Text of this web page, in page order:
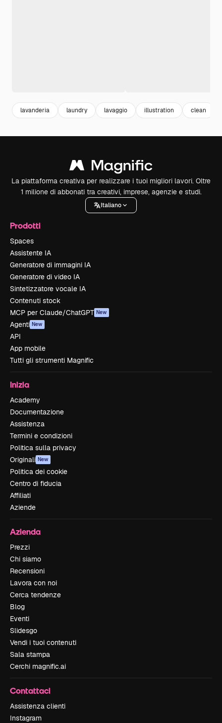
lavanderia laundry lavaggio illustration clean
La piattaforma creativa per realizzare i tuoi migliori lavori. Oltre
1 milione di abbonati tra creativi, imprese, agenzie e studi.
Italiano
Prodotti
Spaces
Assistente IA
Generatore di immagini IA
Generatore di video IA
Sintetizzatore vocale IA
Contenuti stock
MCP per Claude/ChatGPT New
Agenti New
API
App mobile
Tutti gli strumenti Magnific
Inizia
Academy
Documentazione
Assistenza
Termini e condizioni
Politica sulla privacy
Originali New
Politica dei cookie
Centro di fiducia
Affiliati
Aziende
Azienda
Prezzi
Chi siamo
Recensioni
Lavora con noi
Cerca tendenze
Blog
Eventi
Slidesgo
Vendi i tuoi contenuti
Sala stampa
Cerchi magnific.ai
Contattaci
Assistenza clienti
Instagram